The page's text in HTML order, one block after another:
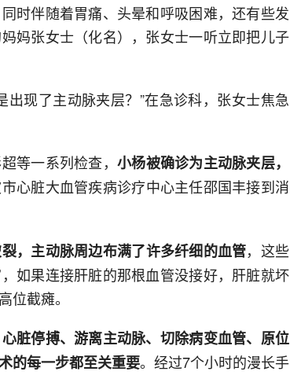
时伴随着胃痛、头晕和呼吸困难，还有些发
妈张女士（化名），张女士一听立即把儿子
现了主动脉夹层？”在急诊科，张女士焦急
等一系列检查， 小杨被确诊为主动脉夹层，
心脏大血管疾病诊疗中心主任邵国丰接到消
，主动脉周边布满了许多纤细的血管，这些
如果连接肝脏的那根血管没接好，肝脏就坏
位截瘫。
脏停搏、游离主动脉、切除病变血管、原位
的每一步都至关重要。经过7个小时的漫长手